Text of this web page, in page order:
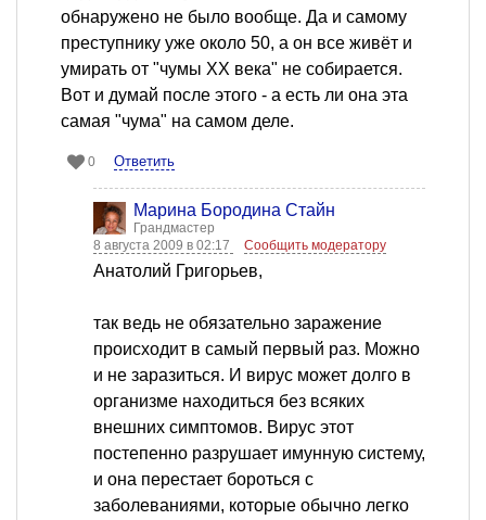
обнаружено не было вообще. Да и самому
преступнику уже около 50, а он все живёт и
умирать от "чумы ХХ века" не собирается.
Вот и думай после этого - а есть ли она эта
самая "чума" на самом деле.
0 Ответить
Марина Бородина Стайн
Грандмастер
8 августа 2009 в 02:17
Сообщить модератору
Анатолий Григорьев,
так ведь не обязательно заражение
происходит в самый первый раз. Можно
и не заразиться. И вирус может долго в
организме находиться без всяких
внешних симптомов. Вирус этот
постепенно разрушает имунную систему,
и она перестает бороться с
заболеваниями, которые обычно легко